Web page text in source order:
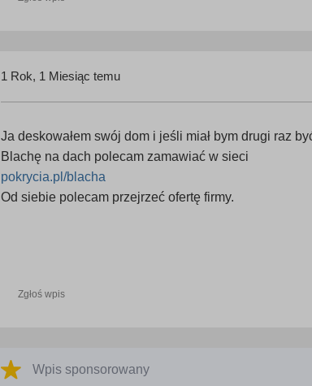
1 Rok, 1 Miesiąc temu
Ja deskowałem swój dom i jeśli miał bym drugi raz
Blachę na dach polecam zamawiać w sieci
pokrycia.pl/blacha
Od siebie polecam przejrzeć ofertę firmy.
Zgłoś wpis
Wpis sponsorowany